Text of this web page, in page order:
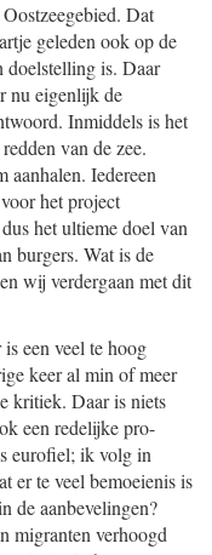
Dat
geleden ook op de
doelstelling is. Daar
nu eigenlijk de
Inmiddels is het
van de zee.
aanhalen. Iedereen
het project
het ultieme doel van
burgers. Wat is de
wij verdergaan met dit
een veel te hoog
keer al min of meer
kritiek. Daar is niets
een redelijke pro-
eurofiel; ik volg in
er te veel bemoeienis is
de aanbevelingen?
migranten verhoogd